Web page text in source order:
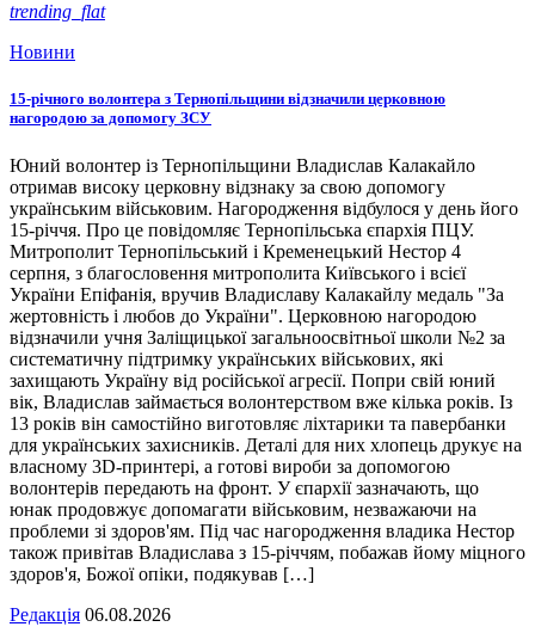
trending_flat
Новини
15-річного волонтера з Тернопільщини відзначили церковною
нагородою за допомогу ЗСУ
Юний волонтер із Тернопільщини Владислав Калакайло
отримав високу церковну відзнаку за свою допомогу
українським військовим. Нагородження відбулося у день його
15-річчя. Про це повідомляє Тернопільська єпархія ПЦУ.
Митрополит Тернопільський і Кременецький Нестор 4
серпня, з благословення митрополита Київського і всієї
України Епіфанія, вручив Владиславу Калакайлу медаль "За
жертовність і любов до України". Церковною нагородою
відзначили учня Заліщицької загальноосвітньої школи №2 за
систематичну підтримку українських військових, які
захищають Україну від російської агресії. Попри свій юний
вік, Владислав займається волонтерством вже кілька років. Із
13 років він самостійно виготовляє ліхтарики та павербанки
для українських захисників. Деталі для них хлопець друкує на
власному 3D-принтері, а готові вироби за допомогою
волонтерів передають на фронт. У єпархії зазначають, що
юнак продовжує допомагати військовим, незважаючи на
проблеми зі здоров'ям. Під час нагородження владика Нестор
також привітав Владислава з 15-річчям, побажав йому міцного
здоров'я, Божої опіки, подякував […]
Редакція 06.08.2026